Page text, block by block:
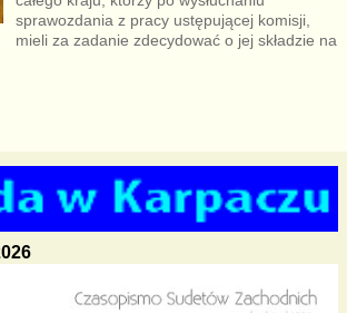
sprawozdania z pracy ustępującej komisji,
mieli za zadanie zdecydować o jej składzie na